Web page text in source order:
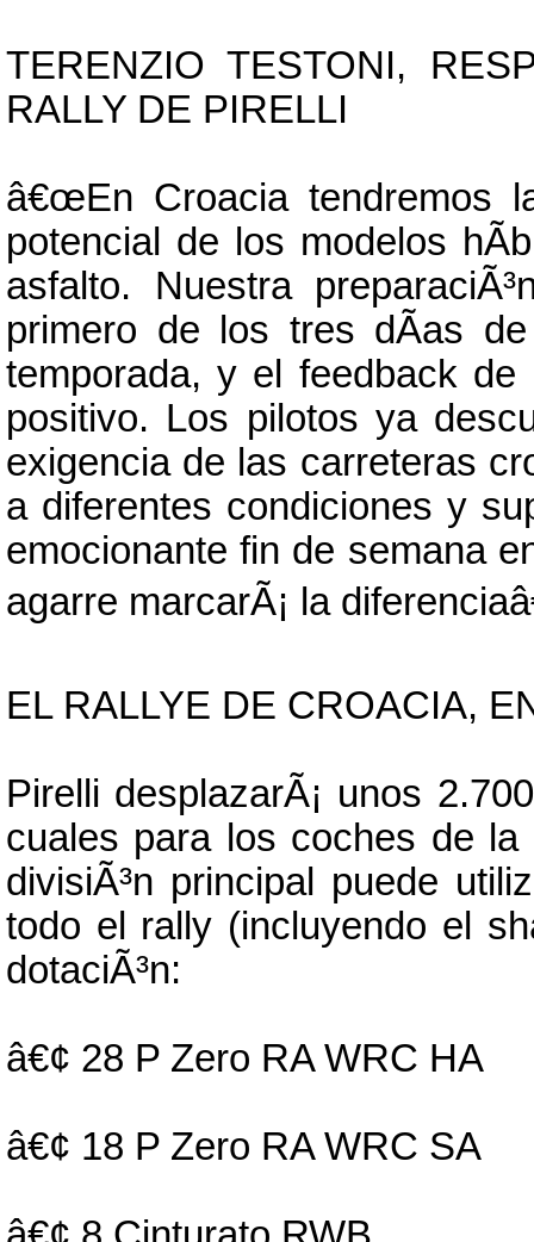
TERENZIO TESTONI,
RALLY DE PIRELLI
â€œEn Croacia tendremos
potencial de los modelos
asfalto. Nuestra
primero de los tres dÃ­as
temporada, y el feedback
positivo. Los pilotos ya
exigencia de las carreteras
a diferentes condiciones y
emocionante fin de semana
agarre marcarÃ¡ la
EL RALLYE DE CROACIA,
Pirelli desplazarÃ¡ unos
cuales para los coches de
divisiÃ³n principal puede
todo el rally (incluyendo el
dotaciÃ³n:
â€¢ 28 P Zero RA WRC HA
â€¢ 18 P Zero RA WRC SA